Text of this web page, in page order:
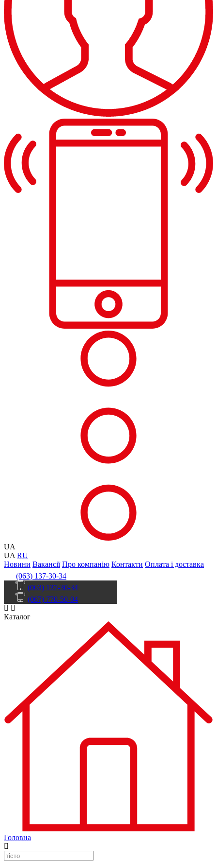
UA
UA RU
Новини Вакансії Про компанію Контакти Оплата і доставка
(063) 137-30-34
(063) 137-30-34
(067) 770-50-04
Каталог
Головна